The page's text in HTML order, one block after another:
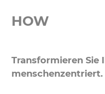
HOW
Transformieren
menschenzentriert.